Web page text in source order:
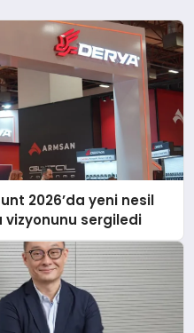
2026’da yeni nesil
sergiledi